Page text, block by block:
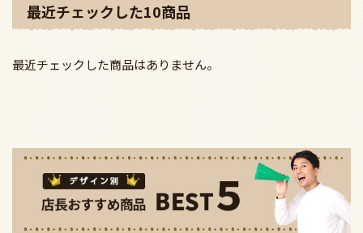
最近チェックした10商品
最近チェックした商品はありません。